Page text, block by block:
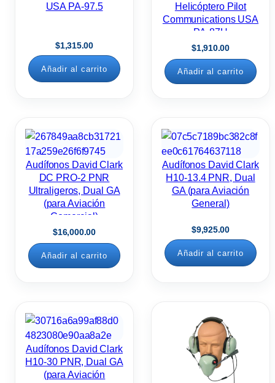
USA PA-97.5
$1,315.00
Añadir al carrito
Helicóptero Pilot
Communications USA
PA-87H
$1,910.00
Añadir al carrito
Audífonos David Clark
DC PRO-2 PNR
Ultraligeros, Dual GA
(para Aviación
Comercial)
$16,000.00
Añadir al carrito
Audífonos David Clark
H10-13.4 PNR, Dual
GA (para Aviación
General)
$9,925.00
Añadir al carrito
Audífonos David Clark
H10-30 PNR, Dual GA
(para Aviación